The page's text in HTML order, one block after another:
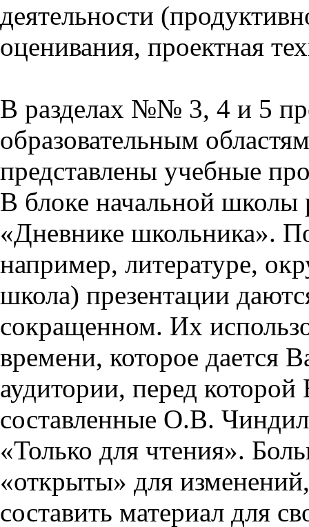
деятельности
оценивания, проектная
В разделах №№ 3, 4 и 5
образовательным
представлены учебные
В блоке начальной школы
«Дневнике школьника».
например, литературе,
школа) презентации
сокращенном. Их
времени, которое дается
аудитории, перед
составленные О.В.
«Только для чтения».
«открыты» для
составить материал для